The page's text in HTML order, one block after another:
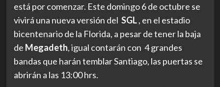
está por comenzar. Este domingo 6 de octubre se
vivirá una nueva versión del SGL, en el estadio
bicentenario de la Florida, a pesar de tener la baja
de Megadeth, igual contarán con 4 grandes
bandas que harán temblar Santiago, las puertas se
abrirán a las 13:00 hrs.